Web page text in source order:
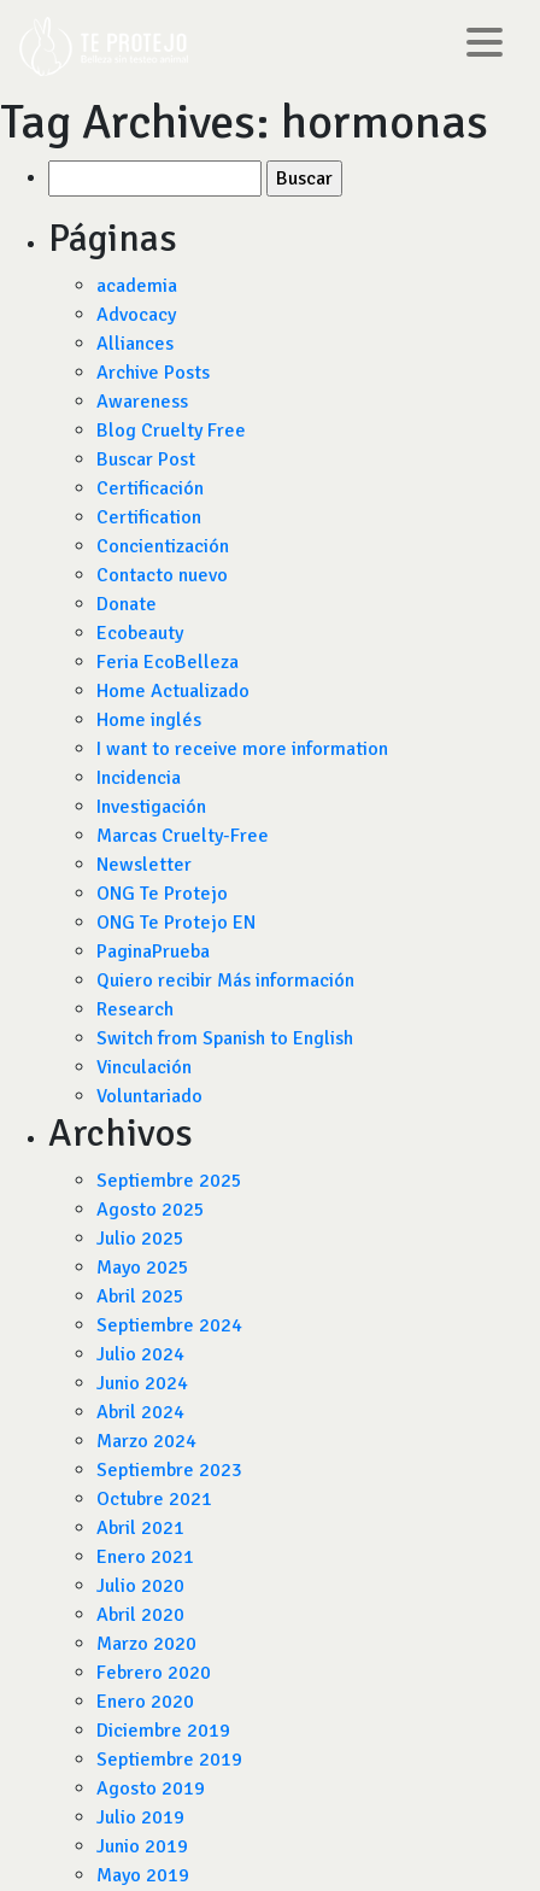
Tag Archives: hormonas
por:
Páginas
academia
Advocacy
Alliances
Archive Posts
Awareness
Blog Cruelty Free
Buscar Post
Certificación
Certification
Concientización
Contacto nuevo
Donate
Ecobeauty
Feria EcoBelleza
Home Actualizado
Home inglés
I want to receive more information
Incidencia
Investigación
Marcas Cruelty-Free
Newsletter
ONG Te Protejo
ONG Te Protejo EN
PaginaPrueba
Quiero recibir Más información
Research
Switch from Spanish to English
Vinculación
Voluntariado
Archivos
Septiembre 2025
Agosto 2025
Julio 2025
Mayo 2025
Abril 2025
Septiembre 2024
Julio 2024
Junio 2024
Abril 2024
Marzo 2024
Septiembre 2023
Octubre 2021
Abril 2021
Enero 2021
Julio 2020
Abril 2020
Marzo 2020
Febrero 2020
Enero 2020
Diciembre 2019
Septiembre 2019
Agosto 2019
Julio 2019
Junio 2019
Mayo 2019